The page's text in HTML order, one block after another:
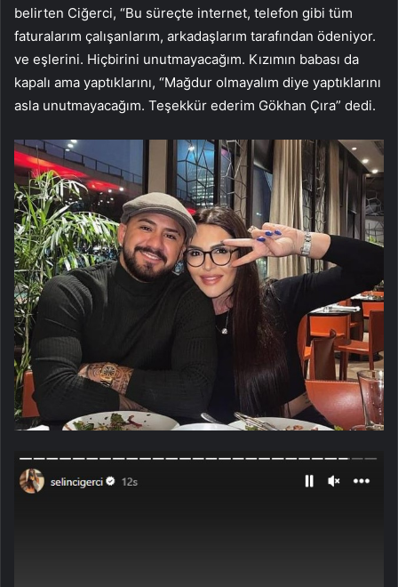
belirten Ciğerci, “Bu süreçte internet, telefon gibi tüm
faturalarım çalışanlarım, arkadaşlarım tarafından ödeniyor.
ve eşlerini. Hiçbirini unutmayacağım. Kızımın babası da
kapalı ama yaptıklarını, “Mağdur olmayalım diye yaptıklarını
asla unutmayacağım. Teşekkür ederim Gökhan Çıra” dedi.